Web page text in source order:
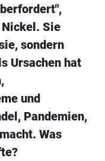
Sie
sondern
Ursachen hat
und
Pandemien,
Was